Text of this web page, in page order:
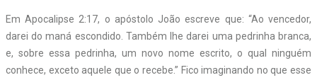
Em Apocalipse 2:17, o apóstolo João escreve que: “Ao vencedor,
darei do maná escondido. Também lhe darei uma pedrinha branca,
e, sobre essa pedrinha, um novo nome escrito, o qual ninguém
conhece, exceto aquele que o recebe.” Fico imaginando no que esse